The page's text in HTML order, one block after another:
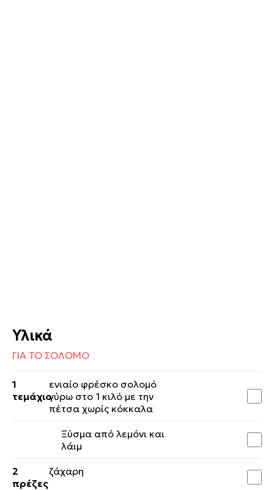
Υλικά
ΓΙΑ ΤΟ ΣΟΛΟΜΟ
1
τεμάχιο
ενιαίο φρέσκο σολομό
γύρω στο 1 κιλό με την
πέτσα χωρίς κόκκαλα
Ξύσμα από λεμόνι και
λάιμ
2
πρέζες
ζάχαρη